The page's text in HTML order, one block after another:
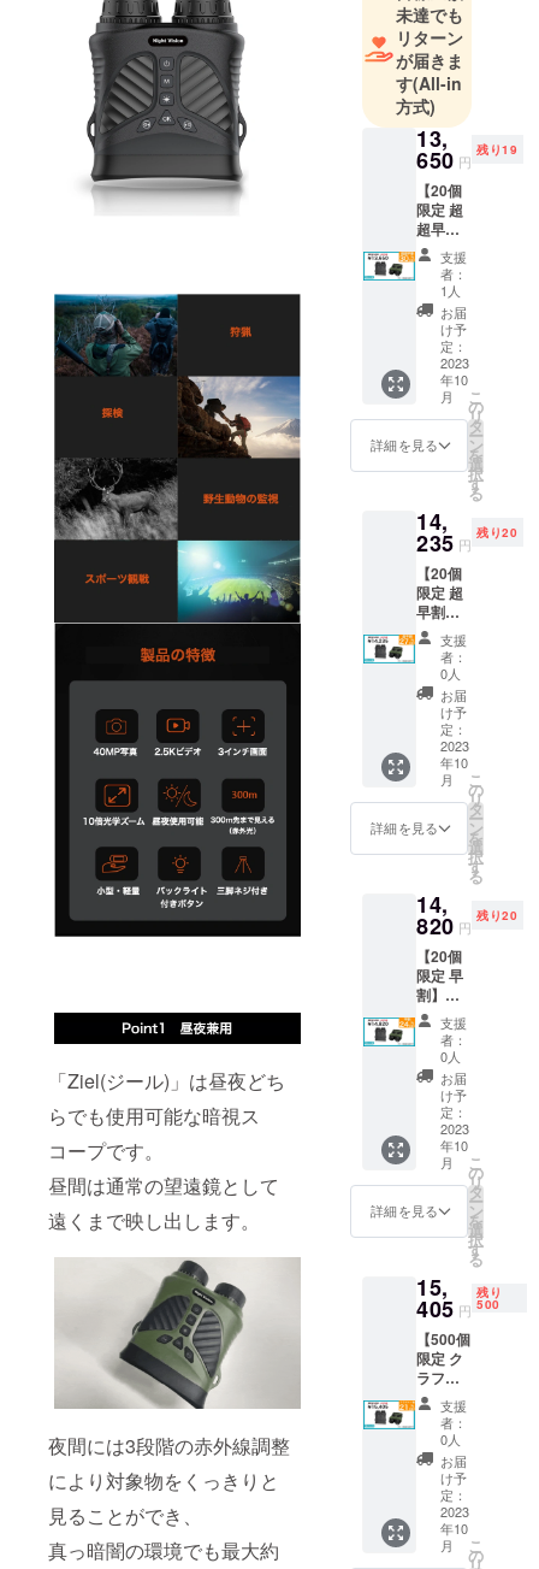
「Ziel(ジール)」は昼夜どち
らでも使用可能な暗視ス
コープです。
昼間は通常の望遠鏡として
遠くまで映し出します。
夜間には3段階の赤外線調整
により対象物をくっきりと
見ることができ、
真っ暗闇の環境でも最大約
に届けたい
と思い、今
回チャレン
ジすること
にいたしま
した。クラ
ウドファン
ディングを
通じてみな
さまの生活
がより豊か
に、そし
て、未だ見
たことない
製品と出会
いワクワク
してくれれ
ば幸いで
未達でも
リターン
が届きま
す(All-in
方式)
13,
650 円
残り19
【20個
限定 超
超早
割】
30％OF
F 暗視
スコー
プ
Ziel（ジ
ール）
￥13,65
0(税
込・送
料込) 一
般予定
格:19,5
00円
（税
込）の
30％OF
F 内容
物： ・
暗視ス
コープ
本体×1
・USB-
C充電
ケーブ
ル×1 ・
首掛け
用スト
ラップ
リーニ
ングク
ロス×1
・取扱
説明書
×1 ・
USBメ
モリ2.0
・32GB
MicroS
Dカード
■お届け
予定：
2023年
10月末
まで ※
お申し
ます。
※皆様の
支援に
より量
産効率
が向上
した場
合、正
規販売
価格が
販売予
定価格
より下
がる可
能性も
支援
者：
1人
お届
け予
定：
2023
年10
月
詳細を見る
こ
の
リ
タ
ー
ン
を
選
択
す
る
14,
235 円
残り20
【20個
限定 超
早割】
27％OF
F 暗視
スコー
プ
Ziel（ジ
ール）
￥14,23
5(税
込・送
料込) 一
般予定
販売価
00円
（税
込）の
27％OF
F 内容
物： ・
暗視ス
コープ
本体×1
・USB-
C充電
ケーブ
ル×1 ・
首掛け
用スト
ラップ
×1 ・収
ングク
ロス×1
・取扱
説明書
×1 ・
USBメ
モリ2.0
・32GB
MicroS
Dカード
■お届け
予定：
2023年
10月末
まで ※
支援
者：
0人
お届
け予
定：
2023
年10
月
詳細を見る
こ
の
リ
タ
ー
ン
を
選
択
す
る
14,
820 円
残り20
【20個
限定 早
割】
24％OF
F 暗視
スコー
プ
Ziel（ジ
ール）
￥14,82
0(税
込・送
料込) 一
般予定
販売価
00円
（税
込）の
24％OF
F 内容
物： ・
暗視ス
コープ
本体×1
・USB-
C充電
ケーブ
ル×1 ・
首掛け
用スト
支援
者：
0人
お届
け予
定：
2023
年10
月
詳細を見る
こ
の
リ
タ
ー
ン
を
選
択
す
る
15,
405 円
残り
500
【500個
限定 ク
ラファ
ン割】
21％OF
F 暗視
スコー
プ
Ziel（ジ
ール）
￥15,40
支援
者：
0人
お届
け予
定：
2023
年10
月
こ
の